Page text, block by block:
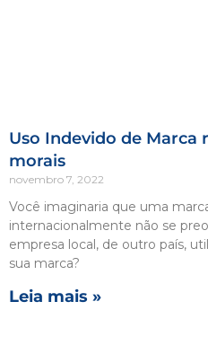
Uso Indevido de Marca
morais
novembro 7, 2022
Você imaginaria que uma
internacionalmente não se
empresa local, de outro país,
sua marca?
Leia mais »